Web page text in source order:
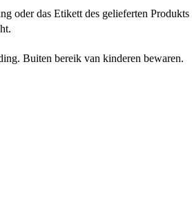
oder das Etikett des gelieferten
Buiten bereik van kinderen bewaren.